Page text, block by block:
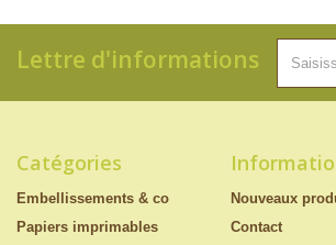
Lettre d'informations
Catégories
Embellissements & co
Papiers imprimables
Nouveaux
Contact